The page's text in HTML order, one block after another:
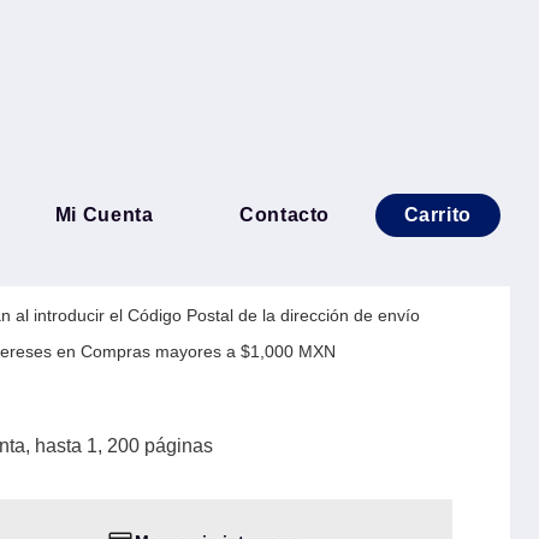
Mi Cuenta Contacto Carrito
- Magenta, hasta 1,
al introducir el Código Postal de la dirección de envío
en Compras mayores a $1,000 MXN
hasta 1, 200 páginas